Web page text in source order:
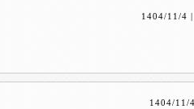
1404/11/4
1404/11/4